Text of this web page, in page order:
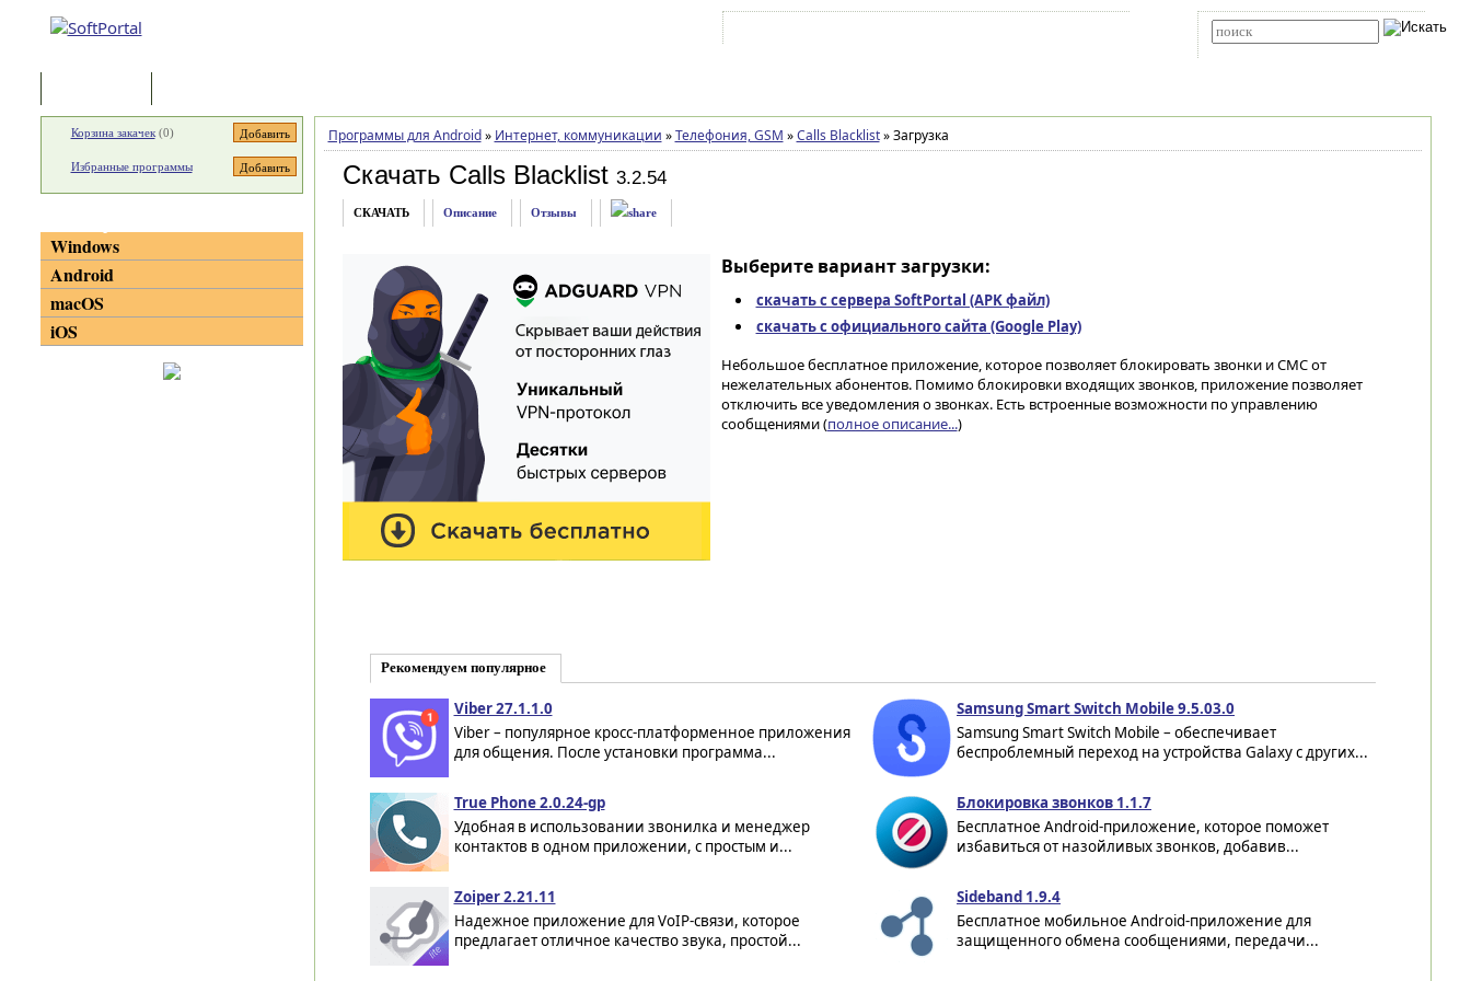
Программы для Android » Интернет, коммуникации » Телефония, GSM » Calls Blacklist »Загрузка
Скачать Calls Blacklist 3.2.54
СКАЧАТЬ Описание Отзывы
Выберите вариант загрузки:
скачать с сервера SoftPortal (APK файл)
скачать с официального сайта (Google Play)
Небольшое бесплатное приложение, которое позволяет блокировать звонки и СМС от
нежелательных абонентов. Помимо блокировки входящих звонков, приложение позволяет
отключить все уведомления о звонках. Есть встроенные возможности по управлению
сообщениями (полное описание...)
Рекомендуем популярное
Viber 27.1.1.0
Viber – популярное кросс-платформенное приложения
для общения. После установки программа...
Samsung Smart Switch Mobile 9.5.03.0
Samsung Smart Switch Mobile – обеспечивает
беспроблемный переход на устройства Galaxy с других...
True Phone 2.0.24-gp
Удобная в использовании звонилка и менеджер
контактов в одном приложении, с простым и...
Блокировка звонков 1.1.7
Бесплатное Android-приложение, которое поможет
избавиться от назойливых звонков, добавив...
Zoiper 2.21.11
Надежное приложение для VoIP-связи, которое
предлагает отличное качество звука, простой...
Sideband 1.9.4
Бесплатное мобильное Android-приложение для
защищенного обмена сообщениями, передачи...
Корзина закачек(0)
Избранные программы
Windows
Android
macOS
iOS